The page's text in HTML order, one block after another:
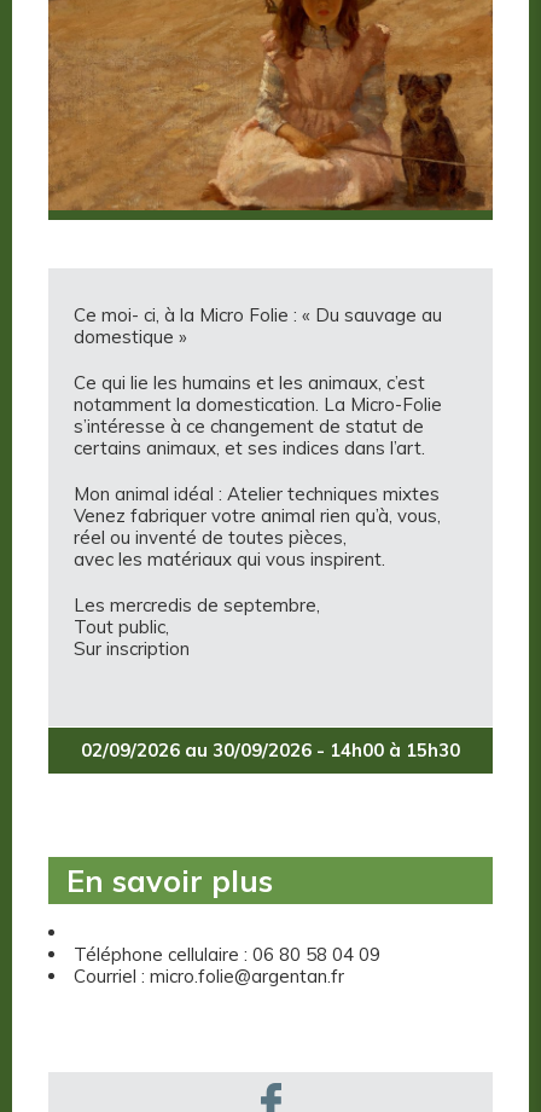
Ce moi- ci, à la Micro Folie : « Du sauvage au
domestique »
Ce qui lie les humains et les animaux, c’est
notamment la domestication. La Micro-Folie
s’intéresse à ce changement de statut de
certains animaux, et ses indices dans l’art.
Mon animal idéal : Atelier techniques mixtes
Venez fabriquer votre animal rien qu’à, vous,
réel ou inventé de toutes pièces,
avec les matériaux qui vous inspirent.
Les mercredis de septembre,
Tout public,
Sur inscription
02/09/2026 au 30/09/2026 - 14h00 à 15h30
En savoir plus
Téléphone cellulaire : 06 80 58 04 09
Courriel : micro.folie@argentan.fr